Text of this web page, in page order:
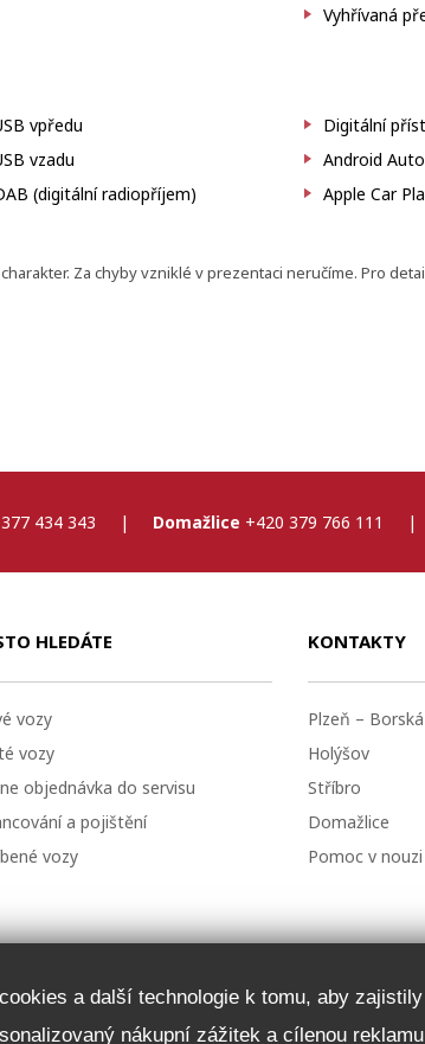
Vyhřívaná
vpředu
vzadu
(digitální radiopříjem)
Digitální
Android Auto
Apple Car
Za chyby vzniklé v prezentaci neručíme. Pro
434 343 | Domažlice +420 379 766 111 |
HLEDÁTE
vozy
vozy
objednávka do servisu
a pojištění
vozy
KONTAKTY
Plzeň –
Holýšov
Stříbro
Domažlice
Pomoc v nouzi
a další technologie k tomu, aby
nákupní zážitek a cílenou